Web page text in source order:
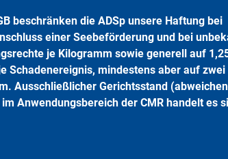
beschränken die ADSp unsere Haftung bei
einer Seebeförderung und bei
je Kilogramm sowie generell auf
Schadenereignis, mindestens aber auf zwei
Ausschließlicher Gerichtsstand
Anwendungsbereich der CMR handelt es